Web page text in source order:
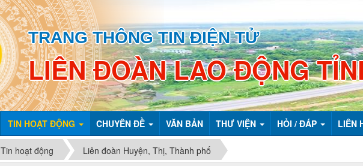
TRANG THÔNG TIN ĐIỆN TỬ
LIÊN ĐOÀN LAO ĐỘNG
TIN HOẠT ĐỘNG CHUYÊN ĐỀ VĂN BẢN THƯ VIỆN HỎI / ĐÁP LIÊN
Tin hoạt động Liên đoàn Huyện, Thị, Thành phố